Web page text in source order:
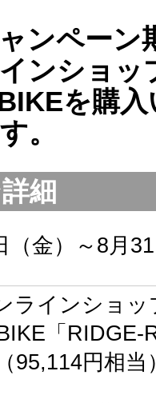
ンペーン
ンショッ
を購
。
細
（金）～8月
ラインショ
「
95,114円相